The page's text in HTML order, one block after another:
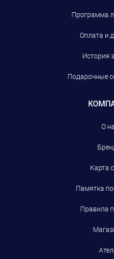
Программа
Оплата и
История
Подарочные
О
Карта
Памятка
Правила